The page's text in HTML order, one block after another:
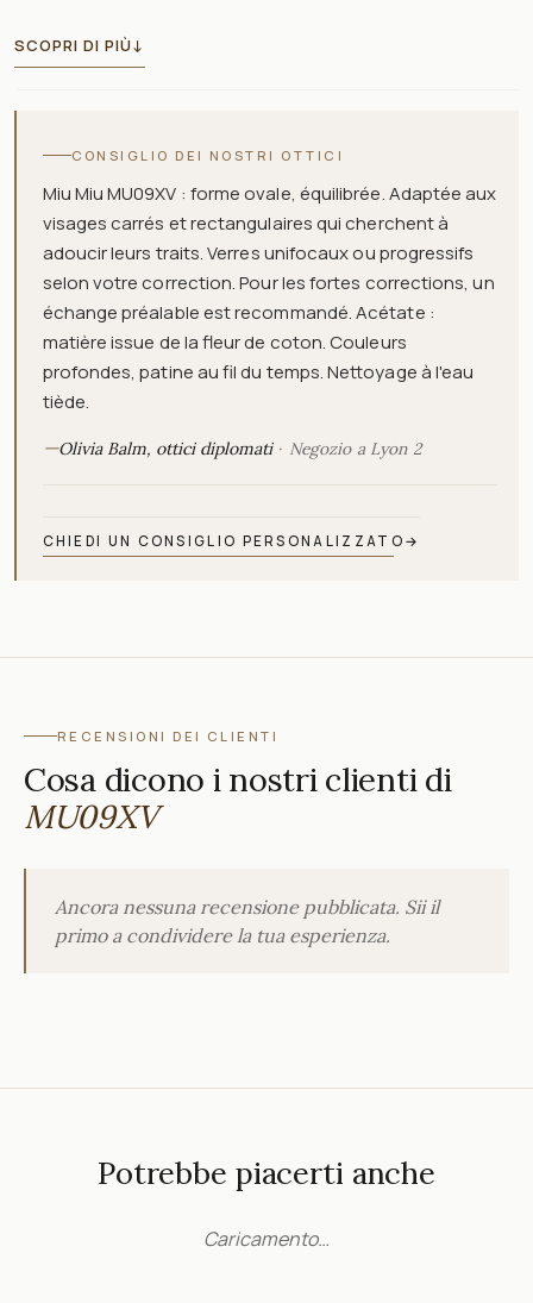
SCOPRI DI PIÙ↓
CONSIGLIO DEI NOSTRI OTTICI
Miu Miu MU09XV : forme ovale, équilibrée. Adaptée aux
visages carrés et rectangulaires qui cherchent à
adoucir leurs traits. Verres unifocaux ou progressifs
selon votre correction. Pour les fortes corrections, un
échange préalable est recommandé. Acétate :
matière issue de la fleur de coton. Couleurs
profondes, patine au fil du temps. Nettoyage à l'eau
tiède.
—Olivia Balm, ottici diplomati Negozio a Lyon 2
CHIEDI UN CONSIGLIO PERSONALIZZATO →
RECENSIONI DEI CLIENTI
Cosa dicono i nostri clienti di
MU09XV
Ancora nessuna recensione pubblicata. Sii il
primo a condividere la tua esperienza.
Potrebbe piacerti anche
Caricamento…